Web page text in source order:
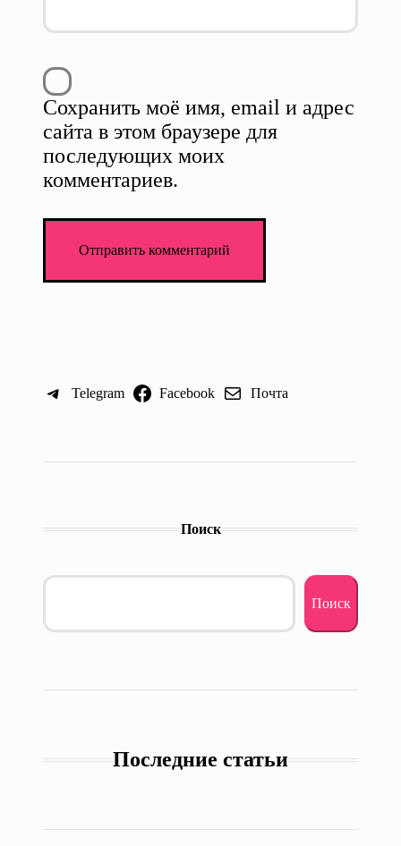
Сохранить моё имя, email и адрес
сайта в этом браузере для
последующих моих
комментариев.
Telegram Facebook Почта
Поиск
Поиск
Последние статьи